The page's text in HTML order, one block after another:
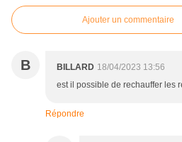
Ajouter un commentaire
B BILLARD 18/04/2023 13:56
est il possible de rechauffer les
Répondre